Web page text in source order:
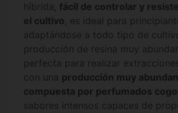
híbrida, fácil de controlar y
el cultivo, es ideal para
adaptándose a todo tipo de
producción de resina muy
perfecta para realizar
con una producción muy
compuesta por perfumados
sabores intensos capaces de